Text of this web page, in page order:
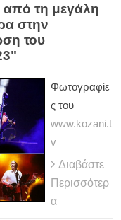
τη μεγάλη
στην
του
Φωτογραφίε
ς του
www.kozani.t
v
Διαβάστε
Περισσότερ
α